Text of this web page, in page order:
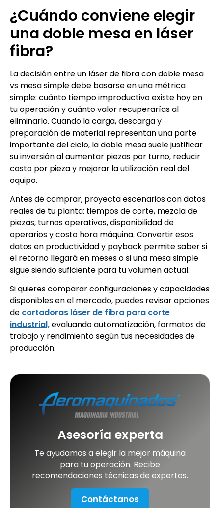
¿Cuándo conviene elegir
una doble mesa en láser
fibra?
La decisión entre un láser de fibra con doble mesa
vs mesa simple debe basarse en una métrica
simple: cuánto tiempo improductivo existe hoy en
tu operación y cuánto valor recuperarías al
eliminarlo. Cuando la carga, descarga y
preparación de material representan una parte
importante del ciclo, la doble mesa suele justificar
su inversión al aumentar piezas por turno, reducir
costo por pieza y mejorar la utilización real del
equipo.
Antes de comprar, proyecta escenarios con datos
reales de tu planta: tiempos de corte, mezcla de
piezas, turnos operativos, disponibilidad de
operarios y costo hora máquina. Convertir esos
datos en productividad y payback permite saber si
el retorno llegará en meses o si una mesa simple
sigue siendo suficiente para tu volumen actual.
Si quieres comparar configuraciones y capacidades
disponibles en el mercado, puedes revisar opciones
de cortadoras láser de fibra para corte
industrial,evaluando automatización, formatos de
trabajo y rendimiento según tus necesidades de
producción.
Asesoría experta
Te ayudamos a elegir la mejor máquina
para tu operación. Recibe
recomendaciones técnicas de expertos.
Contáctanos